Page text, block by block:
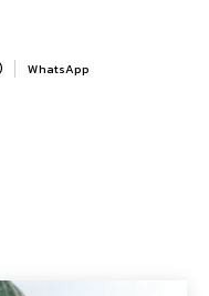
WhatsApp